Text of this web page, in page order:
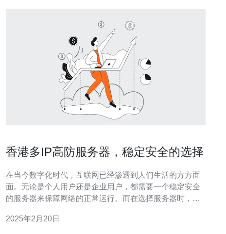
香港多IP高防服务器，稳定安全的选择
在当今数字化时代，互联网已经渗透到人们生活的方方面
面。无论是个人用户还是企业用户，都需要一个稳定安全
的服务器来保障网络的正常运行。而在选择服务器时，香
香港多IP高防服务器的特点和优势。 香港多IP高防服务器
2025年2月20日